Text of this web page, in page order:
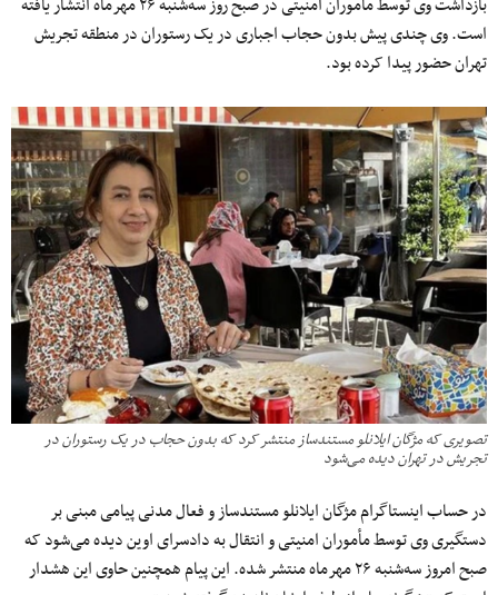
است. وی چندی پیش بدون حجاب اجباری در یک رستوران در منطقه تجریش
تهران حضور پیدا کرده بود.
تصویری که مژگان ایلانلو مستندساز منتشر کرد که بدون حجاب در یک رستوران در
تجریش در تهران دیده می‌شود
در حساب اینستاگرام مژگان ایلانلو مستندساز و فعال مدنی پیامی مبنی بر
دستگیری وی توسط مأموران امنیتی و انتقال به دادسرای اوین دیده می‌شود که
صبح امروز سه‌شنبه ۲۶ مهرماه منتشر شده. این پیام همچنین حاوی این هشدار